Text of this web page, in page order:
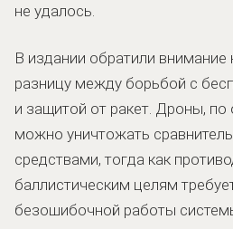
не удалось.
В издании обратили
разницу между борьбой с
и защитой от ракет. Дроны, по
можно уничтожать
средствами, тогда как
баллистическим целям
безошибочной работы